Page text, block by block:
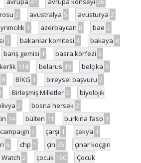
2 avustralya 5 avusturya 2
1 azerbaycan 8 bae 2
1 bakanlar komitesi 4 bakaya 8
barış gemisi 1 basra körfezi 5
114 belarus 13 belçika 6
8 BİKG 1 bireysel başvuru 2
Birleşmiş Milletler 2
biyolojik
2 bosna hersek 2
14 bülten 11 burkina faso 1
campaign 5 çarşı 1 çekya 1
6 chp 1 çin 35
çınar koçgiri
Watch 2 çocuk 150
Çocuk